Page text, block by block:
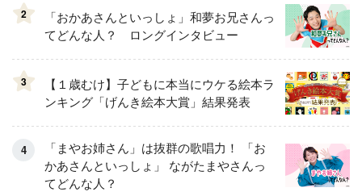
2
「おかあさんといっしょ」和夢お兄さんっ
てどんな人？ ロングインタビュー
3
【１歳むけ】子どもに本当にウケる絵本ラ
ンキング「げんき絵本大賞」結果発表
「まやお姉さん」は抜群の歌唱力！ 「お
かあさんといっしょ」 ながたまやさんっ
てどんな人？